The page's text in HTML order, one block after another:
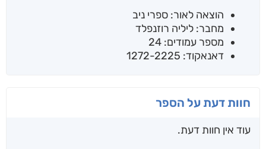
הוצאה לאור: ספרי ניב
מחבר: ליליה רוזנפלד
מספר עמודים: 24
דאנאקוד: 1272-2225
חוות דעת על הספר
עוד אין חוות דעת.